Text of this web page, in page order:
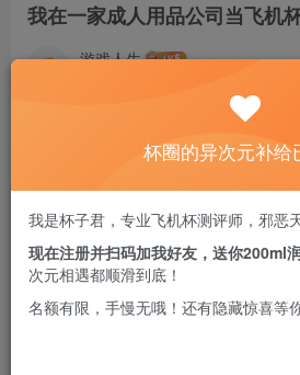
我在一家成人用品公司当飞机
游戏人生
原创文章，傲娇大B哥的一些
子的体验感受，内容较长，感
个赞、点个收藏再往下看喔~
杯圈的异次元补给
我是杯子君，专业飞机杯测评师，邪恶
现在注册并扫码加我好友，送你200ml
次元相遇都顺滑到底！
名额有限，手慢无哦！还有隐藏惊喜等